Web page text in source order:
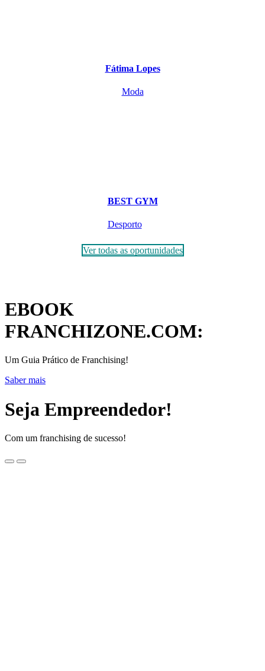
Fátima Lopes
Moda
BEST GYM
Desporto
Ver todas as oportunidades
EBOOK
FRANCHIZONE.COM:
Um Guia Prático de Franchising!
Saber mais
Seja Empreendedor!
Com um franchising de sucesso!